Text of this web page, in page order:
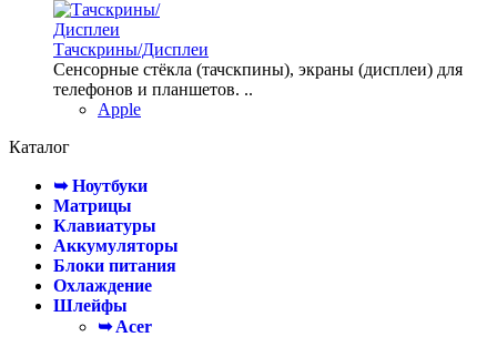
Тачскрины/Дисплеи
Сенсорные стёкла (тачскпины), экраны (дисплеи) для
телефонов и планшетов. ..
Apple
Каталог
➥ Ноутбуки
Матрицы
Клавиатуры
Аккумуляторы
Блоки питания
Охлаждение
Шлейфы
➥ Acer